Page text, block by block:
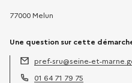
77000 Melun
Une question sur cette
Adresse électronique :
pref-sru@seine-et-
01 64 71 79 75